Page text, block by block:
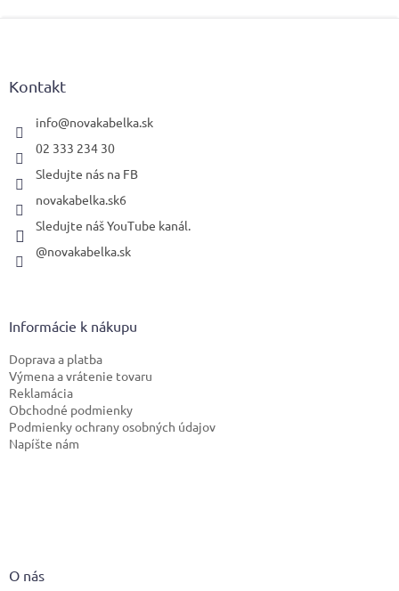
Kontakt
info@novakabelka.sk
02 333 234 30
Sledujte nás na FB
novakabelka.sk6
Sledujte náš YouTube kanál.
@novakabelka.sk
Informácie k nákupu
Doprava a platba
Výmena a vrátenie tovaru
Reklamácia
Obchodné podmienky
Podmienky ochrany osobných údajov
Napíšte nám
O nás